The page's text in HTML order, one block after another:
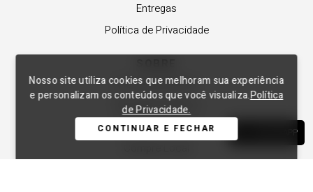
WHATSAPP
Nosso site utiliza cookies que melhoram sua experiência
e personalizam os conteúdos que você visualiza.Política
de Privacidade.
CONTINUAR E FECHAR
Entregas
Política de Privacidade
A Lança Perfume
Revender a Marca
Trabalhe Conosco